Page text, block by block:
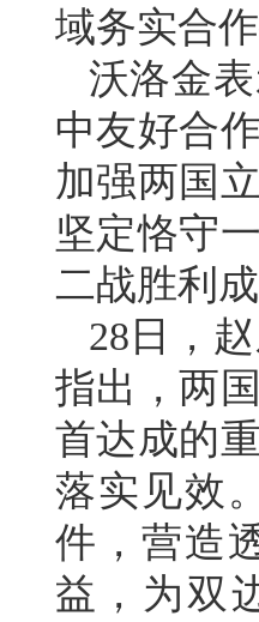
域务实合
沃洛金
中友好合
加强两国
坚定恪守
二战胜利成
28日，
指出，两
首达成的
落实见效
件，营造
益，为双